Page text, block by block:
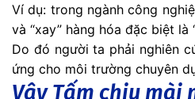
Ví dụ: trong ngành công
và “xay” hàng hóa đặc biệt là
Do đó người ta phải nghiên
ứng cho môi trường chuyên
Vậy Tấm chịu